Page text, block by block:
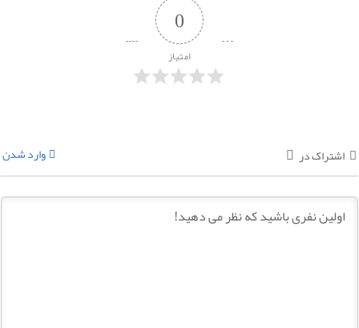
0
امتیاز
اشتراک در وارد شدن